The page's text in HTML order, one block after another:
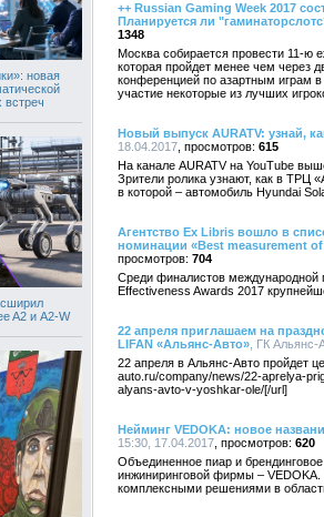
новая
встреч
A2 и A2-W
++ Russian Gaming Week 2017
Планируется ли
1348
Москва собирается провести 11-ю
которая пройдет менее чем через
конференцией по азартным играм
участие некоторые из лучших
Новый выпуск AURATV: узнай,
18.04.2017
615
На канале AURATV на YouTube
Зрители ролика узнают, как в ТРЦ
в которой – автомобиль Hyundai
Агентство Ex Libris вошло в
номинации «Best measurement
704
Среди финалистов международной
Effectiveness Awards 2017
22 апреля приглашаем на
LIFAN «Альянс-Авто» , ГК
22 апреля в Альянс-Авто пройдет
auto.ru/company/news/22-aprelya-
alyans-avto-v-yoshkar-ole/[/url]
Нейминг VEDOKA: новое
15:30, 17.04.2017
620
Объединенное пиар и
инжиниринговой фирмы – VEDOKA.
комплексными решениями в